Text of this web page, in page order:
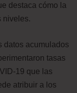
destaca cómo la
niveles.
datos acumulados
tasas
19 que las
atribuir a los